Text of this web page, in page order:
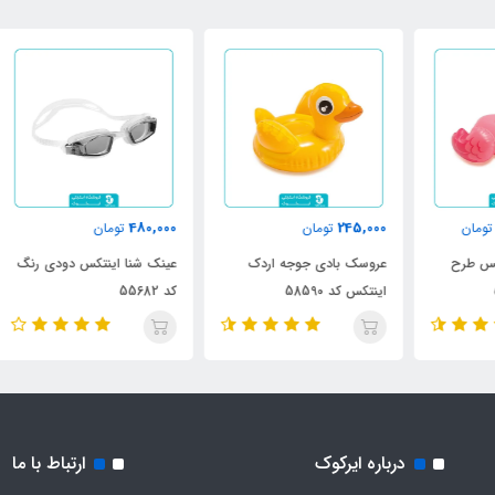
تومان
عروسک بادی جوجه اردک
اینتکس کد 58590
تومان
عینک شنا اینتکس دودی رنگ
درباره ایرکوک ارتباط با ما